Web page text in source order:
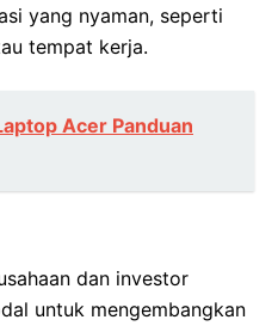
yang nyaman, seperti
tempat kerja.
Acer Panduan
dan investor
untuk mengembangkan